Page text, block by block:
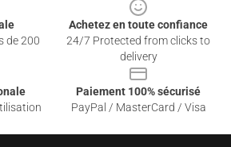
de 200
Achetez en toute confiance
24/7 Protected from clicks to
delivery
Paiement 100% sécurisé
PayPal / MasterCard / Visa